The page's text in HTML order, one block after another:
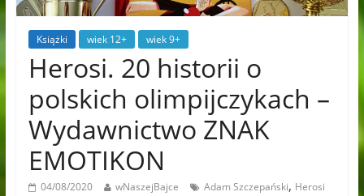
Książki wiek 12+ wiek 9+
Herosi. 20 historii o
polskich olimpijczykach –
Wydawnictwo ZNAK
EMOTIKON
04/08/2020 wNaszejBajce Adam Szczepański, Herosi